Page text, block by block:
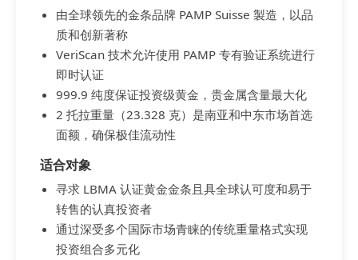
由全球领先的金条品牌 PAMP Suisse 製造，以品
质和创新著称
VeriScan 技术允许使用 PAMP 专有验证系统进行
即时认证
999.9 纯度保证投资级黄金，贵金属含量最大化
2 托拉重量（23.328 克）是南亚和中东市场首选
面额，确保极佳流动性
适合对象
寻求 LBMA 认证黄金金条且具全球认可度和易于
转售的认真投资者
通过深受多个国际市场青睐的传统重量格式实现
投资组合多元化